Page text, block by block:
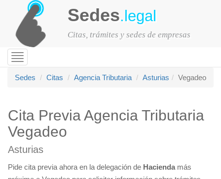
Sedes.legal
Citas, trámites y sedes de empresas
Toggle
navigation
Sedes
Citas Agencia Tributaria Asturias Vegadeo
Cita Previa Agencia Tributaria
Vegadeo
Asturias
Pide cita previa ahora en la delegación de Hacienda más